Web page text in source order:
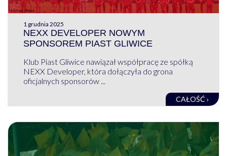
1 grudnia 2025
NEXX DEVELOPER NOWYM
SPONSOREM PIAST GLIWICE
Klub Piast Gliwice nawiązał współpracę ze spółką
NEXX Developer, która dołączyła do grona
oficjalnych sponsorów ...
CAŁOŚĆ ›